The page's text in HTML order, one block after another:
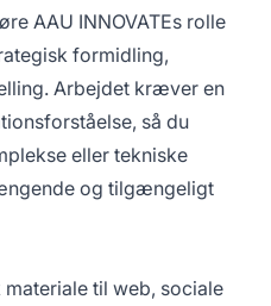
AAU INNOVATEs rolle
formidling,
Arbejdet kræver en
så du
eller tekniske
og tilgængeligt
til web, sociale